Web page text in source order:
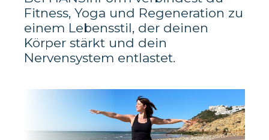
Fitness, Yoga und Regeneration zu
einem Lebensstil, der deinen
Körper stärkt und dein
Nervensystem entlastet.